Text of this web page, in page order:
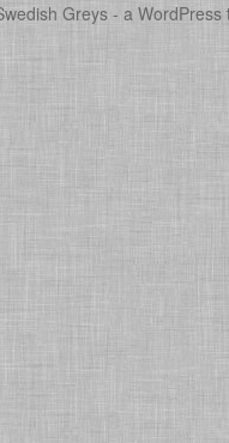
Greys - aWordPress